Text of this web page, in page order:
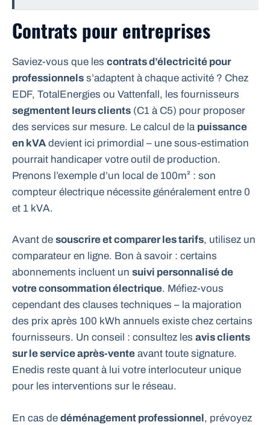
Contrats pour entreprises
Saviez-vous que les contrats d’électricité pour
professionnels s’adaptent à chaque activité ? Chez
EDF, TotalEnergies ou Vattenfall, les fournisseurs
segmentent leurs clients (C1 à C5) pour proposer
des services sur mesure. Le calcul de la puissance
en kVA devient ici primordial – une sous-estimation
pourrait handicaper votre outil de production.
Prenons l’exemple d’un local de 100m² : son
compteur électrique nécessite généralement entre 0
et 1 kVA.
Avant de souscrire et comparer les tarifs, utilisez un
comparateur en ligne. Bon à savoir : certains
abonnements incluent un suivi personnalisé de
votre consommation électrique. Méfiez-vous
cependant des clauses techniques – la majoration
des prix après 100 kWh annuels existe chez certains
fournisseurs. Un conseil : consultez les avis clients
sur le service après-vente avant toute signature.
Enedis reste quant à lui votre interlocuteur unique
pour les interventions sur le réseau.
En cas de déménagement professionnel, prévoyez